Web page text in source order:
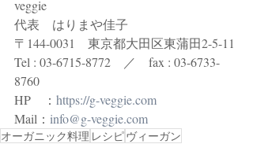
veggie
代表　はりまや佳子
〒144-0031　東京都大田区東蒲田2-5-11
Tel : 03-6715-8772　／　fax : 03-6733-
8760
HP　： https://g-veggie.com
Mail： info@g-veggie.com
オーガニック料理 レシピヴィーガン